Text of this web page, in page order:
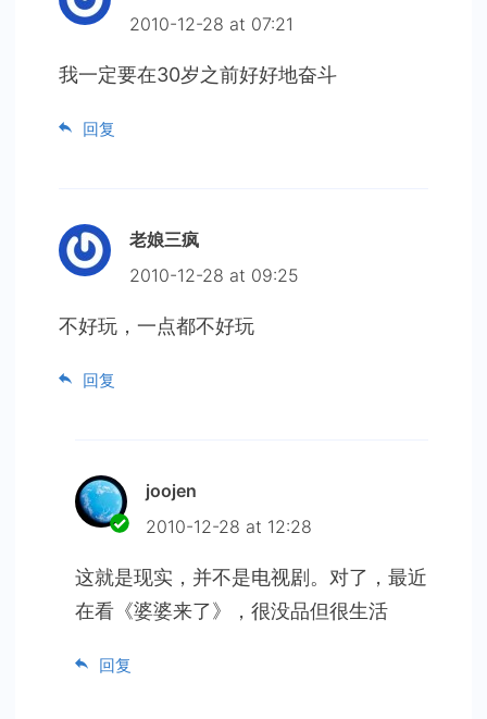
2010-12-28 at 07:21
我一定要在30岁之前好好地奋斗
回复
老娘三疯
2010-12-28 at 09:25
不好玩，一点都不好玩
回复
joojen
2010-12-28 at 12:28
这就是现实，并不是电视剧。对了，最近
在看《婆婆来了》，很没品但很生活
回复